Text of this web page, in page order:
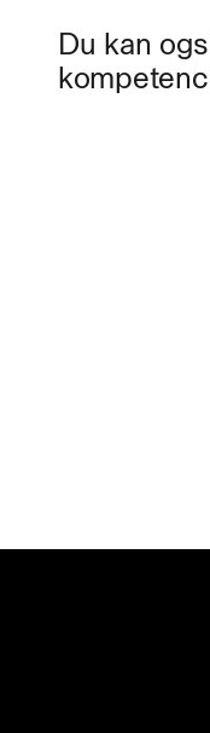
Du kan